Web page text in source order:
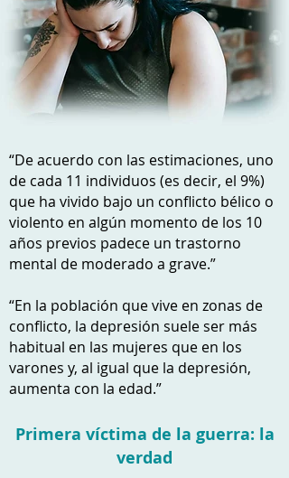
“De acuerdo con las estimaciones, uno
de cada 11 individuos (es decir, el 9%)
que ha vivido bajo un conflicto bélico o
violento en algún momento de los 10
años previos padece un trastorno
mental de moderado a grave.”
“En la población que vive en zonas de
conflicto, la depresión suele ser más
habitual en las mujeres que en los
varones y, al igual que la depresión,
aumenta con la edad.”
Primera víctima de la guerra: la
verdad